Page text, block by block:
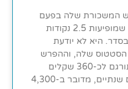
תלוש המשכורת שלה בפעם
הראשונה אחרי שנים. היא רואה שמופיעות 2.5 נקודות
היא לא יודעת
לפי הסטטוס שלה, וההפרש
הזה – 1.5 נקודות לחודש – מתורגם לכ-360 שקלים
בחודש שהיא מפסידה. במונחים שנתיים, מדובר ב-4,300